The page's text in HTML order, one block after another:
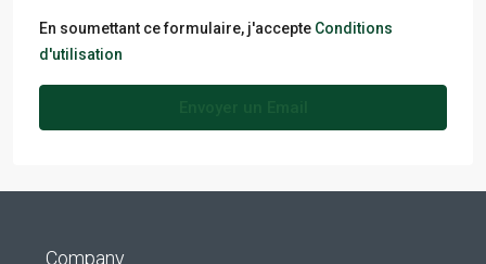
En soumettant ce formulaire, j'accepte Conditions
d'utilisation
Company